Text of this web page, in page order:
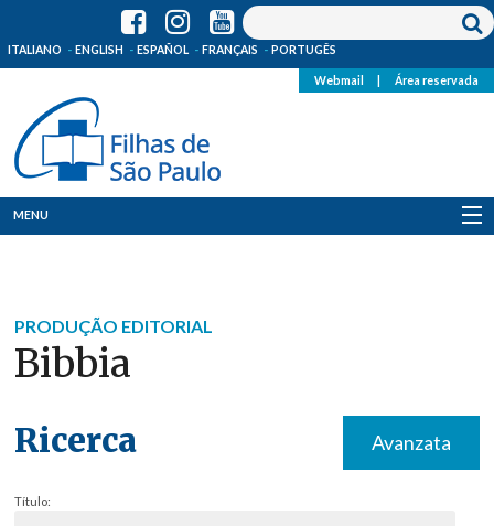
ITALIANO ENGLISH ESPAÑOL FRANÇAIS PORTUGÊS
Webmail Área reservada
MENU
Onde Estamos
Notícias
PRODUÇÃO EDITORIAL
Bibbia
Ricerca Avanzata
Título: